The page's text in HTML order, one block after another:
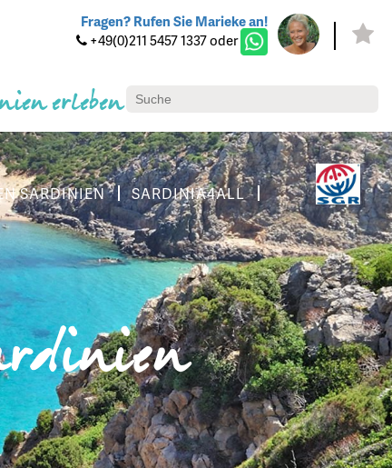
Fragen? Rufen Sie Marieke an!
+49(0)211 5457 1337 oder
erleben
SARDINIEN
SARDINIA4ALL